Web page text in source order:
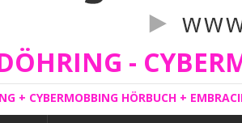
-
+ CYBERMOBBING HÖRBUCH +